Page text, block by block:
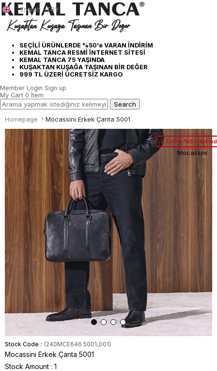
SEÇİLİ ÜRÜNLERDE %50'e VARAN İNDİRİM
KEMAL TANCA RESMİ İNTERNET SİTESİ
KEMAL TANCA 75 YAŞINDA
KUŞAKTAN KUŞAĞA TAŞINAN BİR DEĞER
999 TL ÜZERİ ÜCRETSİZ KARGO
English - TRY
Member Login Sign up
My Cart 0 Item
Homepage Mocassini Erkek Çanta 5001
2. Ürüne %50 Net
Mocassini
Stock Code (240MCE646 5001_001)
Mocassini Erkek Çanta 5001
Stock Amount : 1